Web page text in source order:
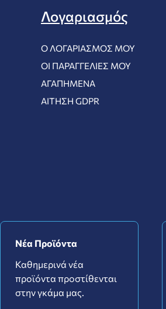
Λογαριασμός
Ο ΛΟΓΑΡΙΑΣΜΌΣ ΜΟΥ
ΟΙ ΠΑΡΑΓΓΕΛΊΕΣ ΜΟΥ
ΑΓΑΠΗΜΈΝΑ
ΑΊΤΗΣΗ GDPR
Νέα Προϊόντα
Καθημερινά νέα
προϊόντα προστίθενται
στην γκάμα μας.